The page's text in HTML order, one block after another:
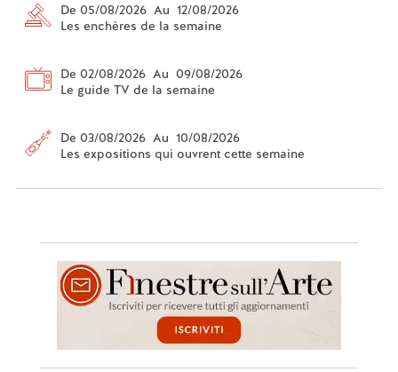
De 05/08/2026 Au 12/08/2026
Les enchères de la semaine
De 02/08/2026 Au 09/08/2026
Le guide TV de la semaine
De 03/08/2026 Au 10/08/2026
Les expositions qui ouvrent cette semaine